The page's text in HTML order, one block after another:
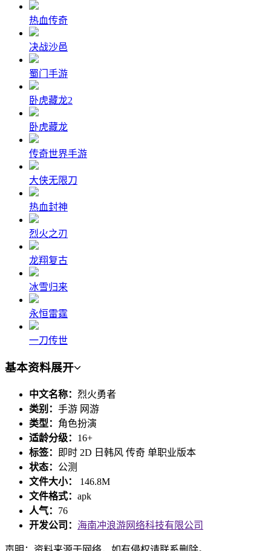
热血传奇
决战沙邑
蜀门手游
卧虎藏龙2
卧虎藏龙
传奇世界手游
大侠无限刀
热血封神
烈火之刃
龙翔复古
冰雪归来
永恒雷霆
一刀传世
基本资料展开
中文名称： 烈火勇者
类别： 手游 网游
类型： 角色扮演
适龄分级： 16+
标签：
即时 2D 日韩风 传奇 单职业版本
状态： 公测
文件大小： 146.8M
文件格式： apk
人气： 76
开发公司： 海南冲浪游网络科技有限公司